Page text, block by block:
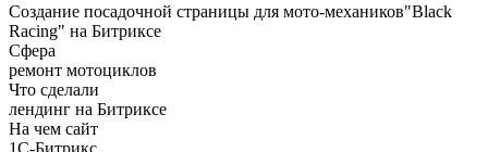
Создание посадочной страницы для мото-механиков"Black
Racing" на Битриксе
Сфера
ремонт мотоциклов
Что сделали
лендинг на Битриксе
На чем сайт
1С-Битрикс